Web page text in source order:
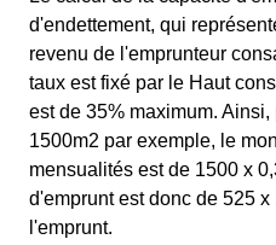
d'endettement, qui
revenu de l'emprunteur
taux est fixé par le Haut
est de 35% maximum.
1500m2 par exemple, le
mensualités est de 1500 x
d'emprunt est donc de 525
l'emprunt.